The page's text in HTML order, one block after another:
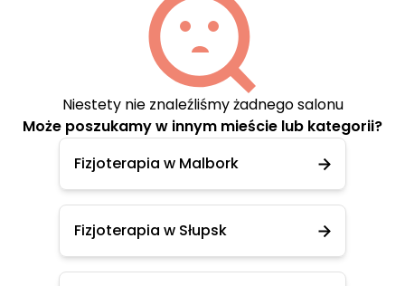
Niestety nie znaleźliśmy żadnego salonu
Może poszukamy w innym mieście lub kategorii?
Fizjoterapia w Malbork
Fizjoterapia w Słupsk